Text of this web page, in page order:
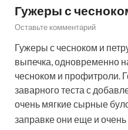
Гужеры с
Оставьте комментарий
Гужеры с чесноком и
выпечка, одновременно
чесноком и профитроли.
заварного теста с
очень мягкие сырные
заправке они еще и